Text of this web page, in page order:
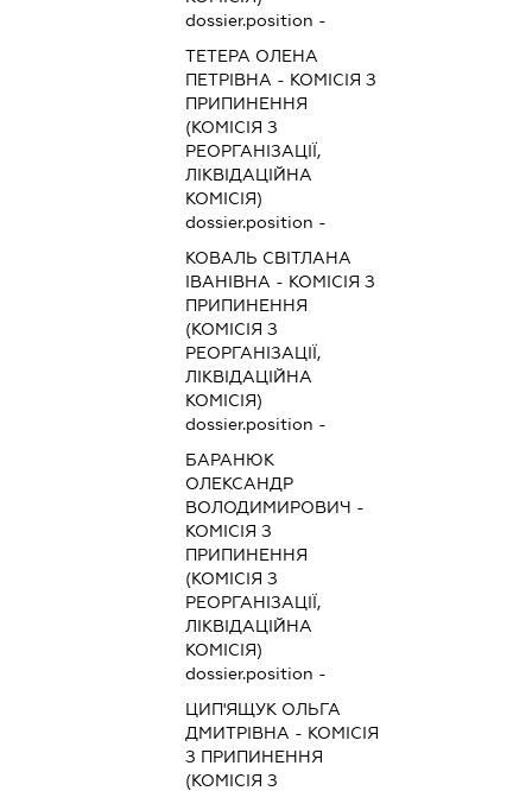
dossier.position -
ТЕТЕРА ОЛЕНА
ПЕТРІВНА - КОМІСІЯ З
ПРИПИНЕННЯ
(КОМІСІЯ З
РЕОРГАНІЗАЦІЇ,
ЛІКВІДАЦІЙНА
КОМІСІЯ)
dossier.position -
КОВАЛЬ СВІТЛАНА
ІВАНІВНА - КОМІСІЯ З
ПРИПИНЕННЯ
(КОМІСІЯ З
РЕОРГАНІЗАЦІЇ,
ЛІКВІДАЦІЙНА
КОМІСІЯ)
dossier.position -
БАРАНЮК
ОЛЕКСАНДР
ВОЛОДИМИРОВИЧ -
КОМІСІЯ З
ПРИПИНЕННЯ
(КОМІСІЯ З
РЕОРГАНІЗАЦІЇ,
ЛІКВІДАЦІЙНА
КОМІСІЯ)
dossier.position -
ЦИП'ЯЩУК ОЛЬГА
ДМИТРІВНА - КОМІСІЯ
З ПРИПИНЕННЯ
(КОМІСІЯ З